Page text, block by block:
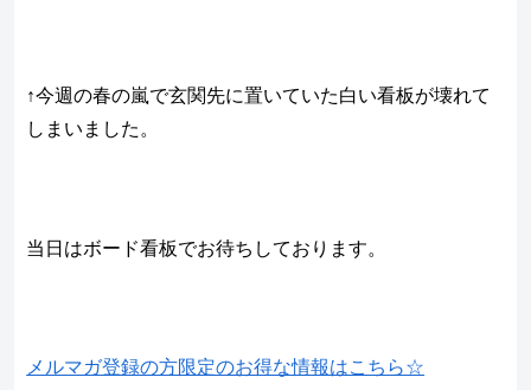
↑今週の春の嵐で玄関先に置いていた白い看板が壊れて
しまいました。
当日はボード看板でお待ちしております。
メルマガ登録の方限定のお得な情報はこちら☆